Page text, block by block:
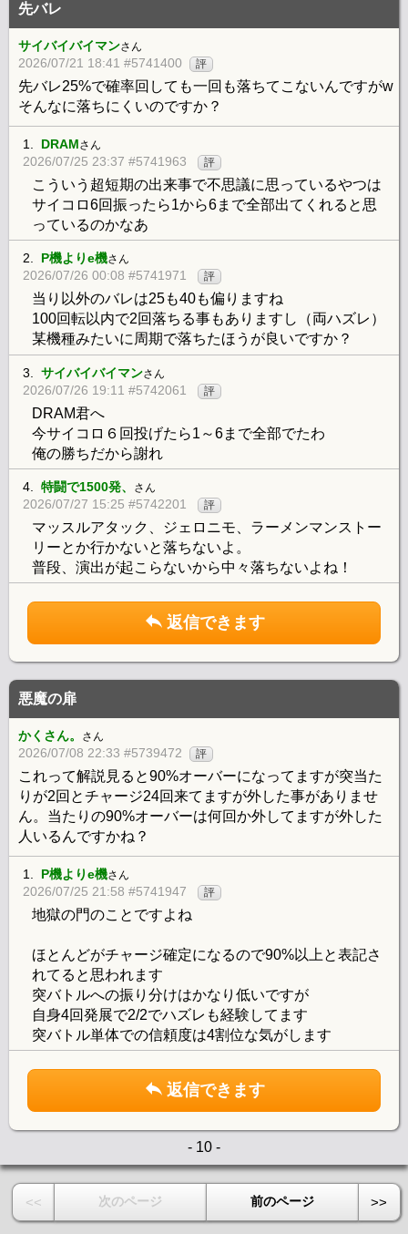
先バレ
サイバイバイマンさん
2026/07/21 18:41 #5741400 評
先バレ25%で確率回しても一回も落ちてこないんですがw
そんなに落ちにくいのですか？
1. DRAMさん
2026/07/25 23:37 #5741963 評
こういう超短期の出来事で不思議に思っているやつは
サイコロ6回振ったら1から6まで全部出てくれると思
っているのかなあ
2. P機よりe機さん
2026/07/26 00:08 #5741971 評
当り以外のバレは25も40も偏りますね
100回転以内で2回落ちる事もありますし（両ハズレ）
某機種みたいに周期で落ちたほうが良いですか？
3. サイバイバイマンさん
2026/07/26 19:11 #5742061 評
DRAM君へ
今サイコロ６回投げたら1～6まで全部でたわ
俺の勝ちだから謝れ
4. 特闘で1500発、 さん
2026/07/27 15:25 #5742201 評
マッスルアタック、ジェロニモ、ラーメンマンストー
リーとか行かないと落ちないよ。
普段、演出が起こらないから中々落ちないよね！
返信できます
悪魔の扉
かくさん。 さん
2026/07/08 22:33 #5739472 評
これって解説見ると90%オーバーになってますが突当た
りが2回とチャージ24回来てますが外した事がありませ
ん。当たりの90%オーバーは何回か外してますが外した
人いるんですかね？
1. P機よりe機さん
2026/07/25 21:58 #5741947 評
地獄の門のことですよね
ほとんどがチャージ確定になるので90%以上と表記さ
れてると思われます
突バトルへの振り分けはかなり低いですが
自身4回発展で2/2でハズレも経験してます
突バトル単体での信頼度は4割位な気がします
返信できます
- 10 -
<< 次のページ 前のページ >>